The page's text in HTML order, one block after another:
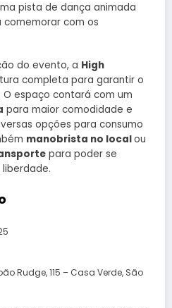
pista de dança animada
comemorar com os
do evento, a High
completa para garantir o
espaço contará com um
para maior comodidade e
opções para consumo
manobrista no localou
para poder se
Rudge, 115 – Casa Verde, São